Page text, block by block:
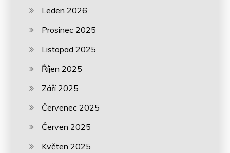
Leden 2026
Prosinec 2025
Listopad 2025
Říjen 2025
Září 2025
Červenec 2025
Červen 2025
Květen 2025